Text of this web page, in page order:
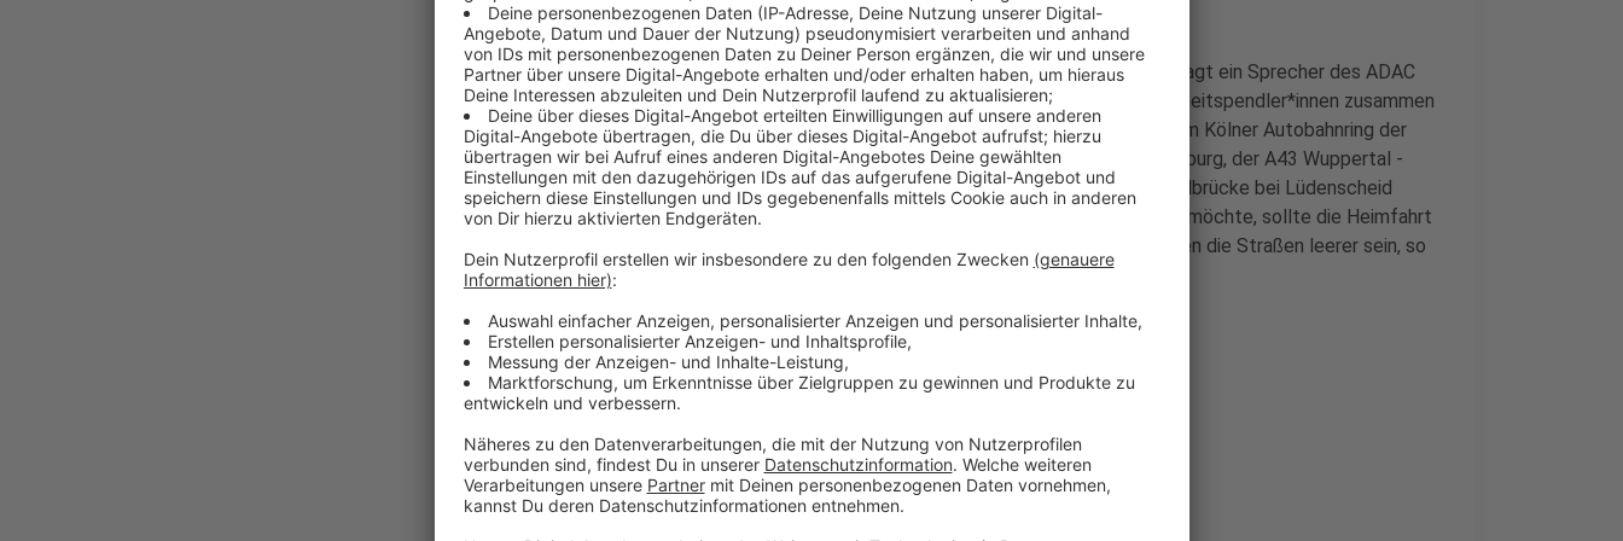
Besonders am Nachmittag müssen wir mehr Zeit einplanen, das sagt ein Sprecher des ADAC
Nordrhein, dann würden Reisende, Familienbesucher*innen und Arbeitspendler*innen zusammen
unterwegs sein. Mit den meisten Staus rechnet der ADAC auf dem Kölner Autobahnring der
A1, der A3 und der A4. Außerdem auf der A40 im Bereich von Duisburg, der A43 Wuppertal -
Recklinghausen und auf der Sauerlandlinie der A45, dort ist die Talbrücke bei Lüdenscheid
gesperrt. Wer nach den Feiertagen entspannt nach Hause fahren möchte, sollte die Heimfahrt
auf Dienstag oder Mittwoch nach Weihnachten legen. Dann sollten die Straßen leerer sein, so
der ADAC.
Anzeige
Weitere Infos und Links zum Thema:
Anzeige